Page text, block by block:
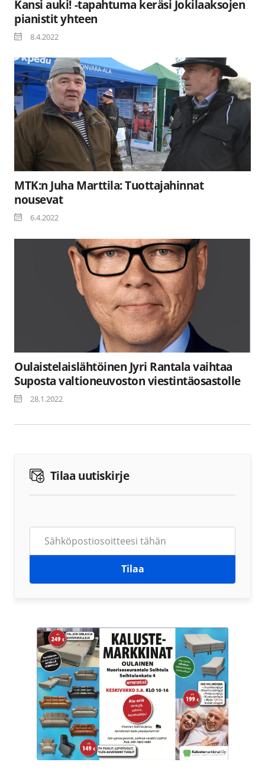
Kansi auki! -tapahtuma keräsi Jokilaaksojen
pianistit yhteen
8.4.2022
MTK:n Juha Marttila: Tuottajahinnat
nousevat
6.4.2022
Oulaistelaislähtöinen Jyri Rantala vaihtaa
Suposta valtioneuvoston viestintäosastolle
28.1.2022
Tilaa uutiskirje
Tilaa